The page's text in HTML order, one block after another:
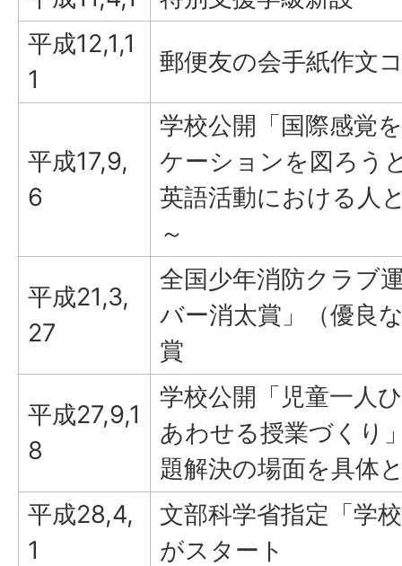
平成12,1,1
1
郵便友の会手紙作文
平成17,9,
6
学校公開「国際感覚
ケーションを図ろう
英語活動における人
～
平成21,3,
27
全国少年消防クラブ
バー消太賞」（優良
賞
平成27,9,1
8
学校公開「児童一人
あわせる授業づくり
題解決の場面を具体
平成28,4,
1
文部科学省指定「学
がスタート